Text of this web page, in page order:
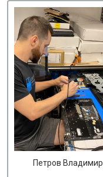
Петров Владимир